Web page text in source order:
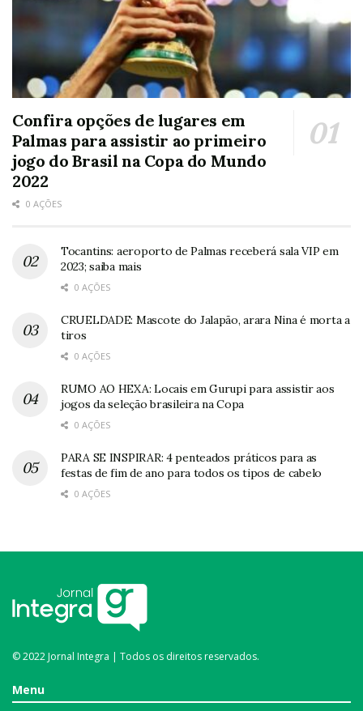
Confira opções de lugares em
Palmas para assistir ao primeiro
jogo do Brasil na Copa do Mundo
2022
0 AÇÕES
Tocantins: aeroporto de Palmas receberá sala VIP em
2023; saiba mais
0 AÇÕES
CRUELDADE: Mascote do Jalapão, arara Nina é morta a
tiros
0 AÇÕES
RUMO AO HEXA: Locais em Gurupi para assistir aos
jogos da seleção brasileira na Copa
0 AÇÕES
PARA SE INSPIRAR: 4 penteados práticos para as
festas de fim de ano para todos os tipos de cabelo
0 AÇÕES
© 2022 Jornal Integra | Todos os direitos reservados.
Menu